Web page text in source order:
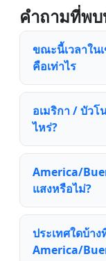
คำถามที่พ
ขณะนี้เวลาใน
คือเท่าไร
อเมริกา / บัวโ
ไหร่?
America/
แสงหรือไม่?
ประเทศใดบ้าง
America/